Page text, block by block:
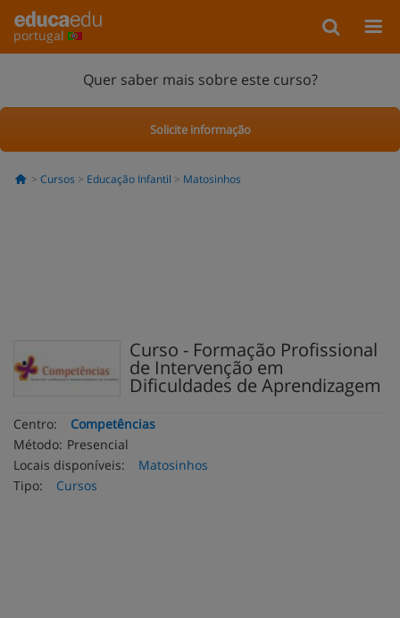
portugal
Quer saber mais sobre este curso?
Solicite informação
Cursos Educação Infantil Matosinhos
Curso - Formação Profissional
de Intervenção em
Dificuldades de Aprendizagem
Centro:
Competências
Método: Presencial
Locais disponíveis:
Matosinhos
Tipo:
Cursos